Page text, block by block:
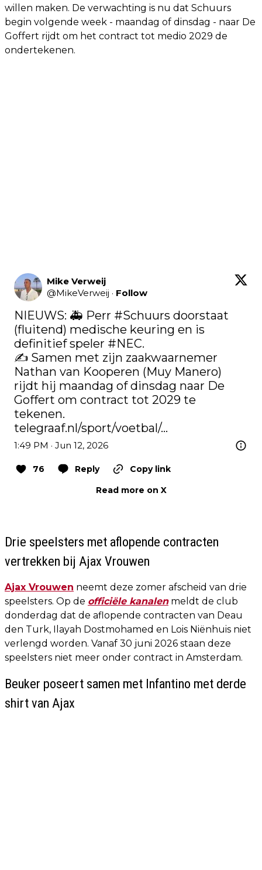
willen maken. De verwachting is nu dat Schuurs
begin volgende week - maandag of dinsdag - naar De
Goffert rijdt om het contract tot medio 2029 de
ondertekenen.
Mike Verweij
@MikeVerweij · Follow
NIEUWS: 🚑 Perr #Schuurs doorstaat
(fluitend) medische keuring en is
definitief speler #NEC.
✍️ Samen met zijn zaakwaarnemer
Nathan van Kooperen (Muy Manero)
rijdt hij maandag of dinsdag naar De
Goffert om contract tot 2029 te
telegraaf.nl/sport/voetbal/…
1:49 PM · Jun 12, 2026
76 Reply
Copy link
Read more on X
Drie speelsters met aflopende contracten
vertrekken bij Ajax Vrouwen
Ajax Vrouwen neemt deze zomer afscheid van drie
speelsters. Op de officiële kanalenmeldt de club
donderdag dat de aflopende contracten van Deau
den Turk, Ilayah Dostmohamed en Lois Niënhuis niet
verlengd worden. Vanaf 30 juni 2026 staan deze
speelsters niet meer onder contract in Amsterdam.
Beuker poseert samen met Infantino met derde
shirt van Ajax